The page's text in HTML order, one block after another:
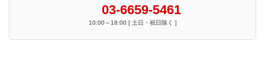
03-6659-5461
10:00～18:00 [ 土日・祝日除く ]